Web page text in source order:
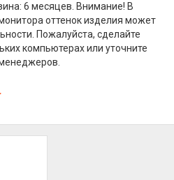
6 месяцев. Внимание! В
оттенок изделия может
Пожалуйста, сделайте
компьютерах или уточните